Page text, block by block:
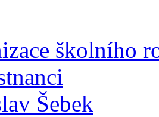
školního
Šebek